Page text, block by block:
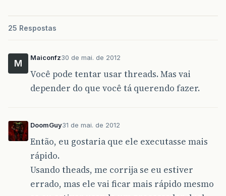
25 Respostas
M
Maiconfz30 de mai. de 2012
Você pode tentar usar threads. Mas vai
depender do que você tá querendo fazer.
DoomGuy31 de mai. de 2012
Então, eu gostaria que ele executasse mais
rápido.
Usando theads, me corrija se eu estiver
errado, mas ele vai ficar mais rápido mesmo